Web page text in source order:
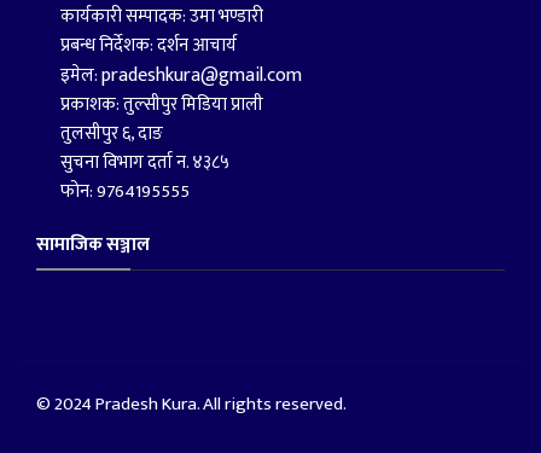
कार्यकारी सम्पादक: उमा भण्डारी
प्रबन्ध निर्देशक: दर्शन आचार्य
इमेल:pradeshkura@gmail.com
प्रकाशक: तुल्सीपुर मिडिया प्राली
तुलसीपुर ६, दाङ
सुचना विभाग दर्ता न. ४३८५
फोन: 9764195555
सामाजिक सञ्जाल
© 2024 Pradesh Kura. All rights reserved.